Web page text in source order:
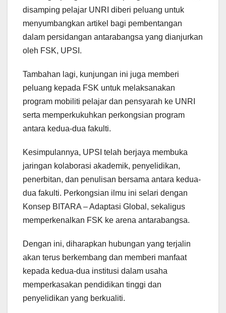
disamping pelajar UNRI diberi peluang untuk
menyumbangkan artikel bagi pembentangan
dalam persidangan antarabangsa yang dianjurkan
oleh FSK, UPSI.
Tambahan lagi, kunjungan ini juga memberi
peluang kepada FSK untuk melaksanakan
program mobiliti pelajar dan pensyarah ke UNRI
serta memperkukuhkan perkongsian program
antara kedua-dua fakulti.
Kesimpulannya, UPSI telah berjaya membuka
jaringan kolaborasi akademik, penyelidikan,
penerbitan, dan penulisan bersama antara kedua-
dua fakulti. Perkongsian ilmu ini selari dengan
Konsep BITARA – Adaptasi Global, sekaligus
memperkenalkan FSK ke arena antarabangsa.
Dengan ini, diharapkan hubungan yang terjalin
akan terus berkembang dan memberi manfaat
kepada kedua-dua institusi dalam usaha
memperkasakan pendidikan tinggi dan
penyelidikan yang berkualiti.